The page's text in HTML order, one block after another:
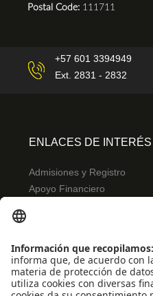
Postal Code: 111711
+57 601 3394949
Ext. 2831 - 2832
ENLACES DE INTERÉS
Admisiones y Registro
Apoyo Financiero
INFORMACIÓN PARA